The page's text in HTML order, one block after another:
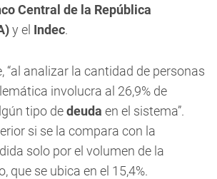
Central de la República
y el Indec.
“al analizar la cantidad de personas
involucra al 26,9% de
tipo dedeuda en el sistema”.
si se la compara con la
solo por el volumen de la
que se ubica en el 15,4%.